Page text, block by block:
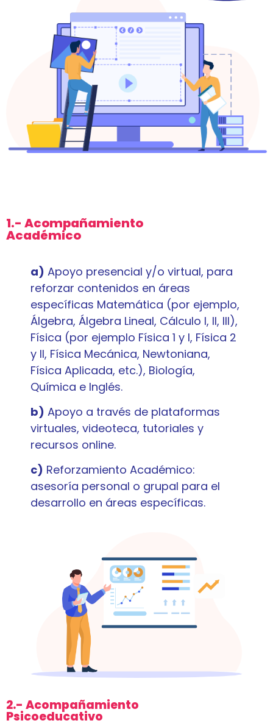
1.- Acompañamiento
Académico
a) Apoyo presencial y/o virtual, para
reforzar contenidos en áreas
específicas Matemática (por ejemplo,
Álgebra, Álgebra Lineal, Cálculo I, II, III),
Física (por ejemplo Física 1 y I, Física 2
y II, Física Mecánica, Newtoniana,
Física Aplicada, etc.), Biología,
Química e Inglés.
b) Apoyo a través de plataformas
virtuales, videoteca, tutoriales y
recursos online.
c) Reforzamiento Académico:
asesoría personal o grupal para el
desarrollo en áreas específicas.
2.- Acompañamiento
Psicoeducativo